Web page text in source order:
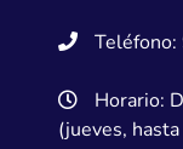
Horario:
(jueves,